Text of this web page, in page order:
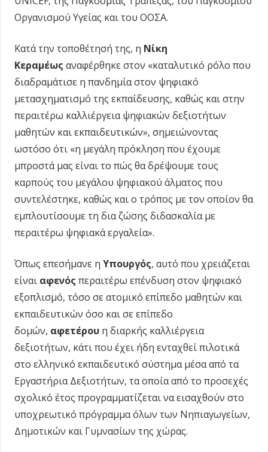
Οργανισμού Υγείας και του ΟΟΣΑ.
Κατά την τοποθέτησή της, η Νίκη
Κεραμέως αναφέρθηκε στον «καταλυτικό ρόλο που
διαδραμάτισε η πανδημία στον ψηφιακό
μετασχηματισμό της εκπαίδευσης, καθώς και στην
περαιτέρω καλλιέργεια ψηφιακών δεξιοτήτων
μαθητών και εκπαιδευτικών», σημειώνοντας
ωστόσο ότι «η μεγάλη πρόκληση που έχουμε
μπροστά μας είναι το πώς θα δρέψουμε τους
καρπούς του μεγάλου ψηφιακού άλματος που
συντελέστηκε, καθώς και ο τρόπος με τον οποίον θα
εμπλουτίσουμε τη δια ζώσης διδασκαλία με
περαιτέρω ψηφιακά εργαλεία».
Όπως επεσήμανε η Υπουργός, αυτό που χρειάζεται
είναι αφενός περαιτέρω επένδυση στον ψηφιακό
εξοπλισμό, τόσο σε ατομικό επίπεδο μαθητών και
εκπαιδευτικών όσο και σε επίπεδο
δομών, αφετέρου η διαρκής καλλιέργεια
δεξιοτήτων, κάτι που έχει ήδη ενταχθεί πιλοτικά
στο ελληνικό εκπαιδευτικό σύστημα μέσα από τα
Εργαστήρια Δεξιοτήτων, τα οποία από το προσεχές
σχολικό έτος προγραμματίζεται να εισαχθούν στο
υποχρεωτικό πρόγραμμα όλων των Νηπιαγωγείων,
Δημοτικών και Γυμνασίων της χώρας.